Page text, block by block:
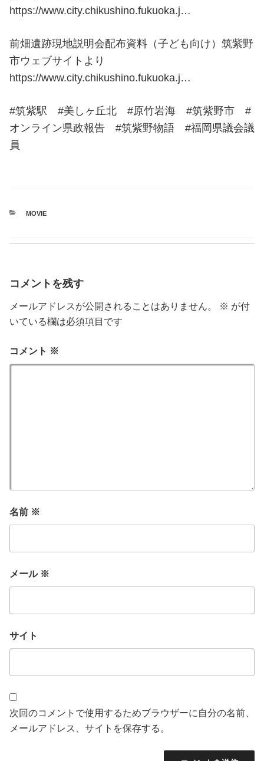
https://www.city.chikushino.fukuoka.j…
前畑遺跡現地説明会配布資料（子ども向け）筑紫野
市ウェブサイトより
https://www.city.chikushino.fukuoka.j…
#筑紫駅 #美しヶ丘北 #原竹岩海 #筑紫野市 #
オンライン県政報告 #筑紫野物語 #福岡県議会議
員
カ
リ
MOVIE
コメントを残す
メールアドレスが公開されることはありません。 ※ が付
いている欄は必須項目です
コメント ※
名前 ※
メール ※
サイト
次回のコメントで使用するためブラウザーに自分の名前、
メールアドレス、サイトを保存する。